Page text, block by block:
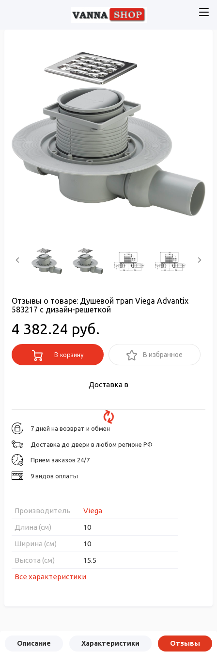
Отзывы о товаре: Душевой трап Viega Advantix
583217 с дизайн-решеткой
4 382.24 руб.
В корзину В избранное
Доставка в
7 дней на возврат и обмен
Доставка до двери в любом регионе РФ
Прием заказов 24/7
9 видов оплаты
Производитель
Viega
Длина (см)
10
Ширина (см)
10
Высота (см)
15.5
Все характеристики
Описание Характеристики Отзывы